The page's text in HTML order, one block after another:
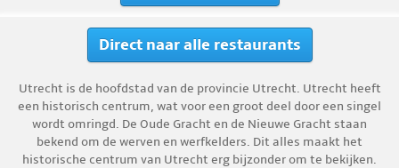
Direct naar alle restaurants
Utrecht is de hoofdstad van de provincie Utrecht. Utrecht heeft
een historisch centrum, wat voor een groot deel door een singel
wordt omringd. De Oude Gracht en de Nieuwe Gracht staan
bekend om de werven en werfkelders. Dit alles maakt het
historische centrum van Utrecht erg bijzonder om te bekijken.